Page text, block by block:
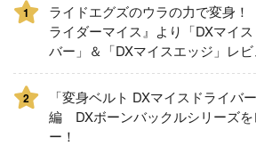
1
ライドエグズのウラの力で変身
ライダーマイス』より「DXマイス
バー」＆「DXマイスエッジ」レビ
2
「変身ベルト DXマイスドライバ
編 DXボーンバックルシリーズを
ー！